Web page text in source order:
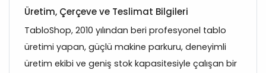
Üretim, Çerçeve ve Teslimat Bilgileri
TabloShop, 2010 yılından beri profesyonel tablo
üretimi yapan, güçlü makine parkuru, deneyimli
üretim ekibi ve geniş stok kapasitesiyle çalışan bir